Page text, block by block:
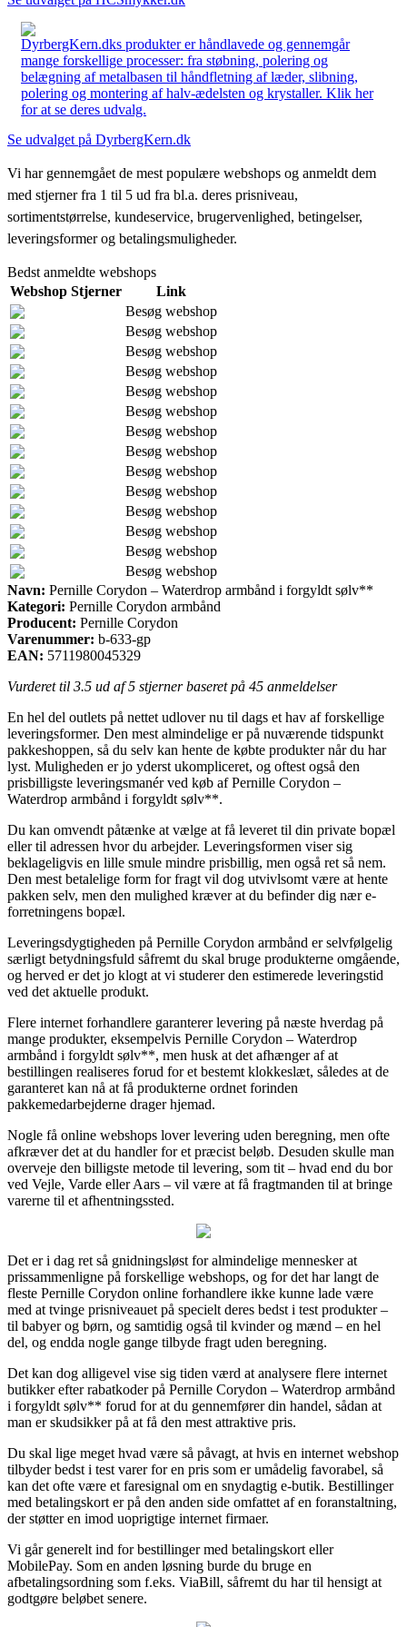
DyrbergKern.dks produkter er håndlavede og gennemgår
mange forskellige processer: fra støbning, polering og
belægning af metalbasen til håndfletning af læder, slibning,
polering og montering af halv-ædelsten og krystaller. Klik her
for at se deres udvalg.
Se udvalget på DyrbergKern.dk
Vi har gennemgået de mest populære webshops og anmeldt dem
med stjerner fra 1 til 5 ud fra bl.a. deres prisniveau,
sortimentstørrelse, kundeservice, brugervenlighed, betingelser,
leveringsformer og betalingsmuligheder.
Bedst anmeldte webshops
Webshop Stjerner
Link
Besøg webshop
Besøg webshop
Besøg webshop
Besøg webshop
Besøg webshop
Besøg webshop
Besøg webshop
Besøg webshop
Besøg webshop
Besøg webshop
Besøg webshop
Besøg webshop
Besøg webshop
Besøg webshop
Navn: Pernille Corydon – Waterdrop armbånd i forgyldt sølv**
Kategori: Pernille Corydon armbånd
Producent: Pernille Corydon
Varenummer: b-633-gp
EAN: 5711980045329
Vurderet til 3.5 ud af 5 stjerner baseret på 45 anmeldelser
En hel del outlets på nettet udlover nu til dags et hav af forskellige
leveringsformer. Den mest almindelige er på nuværende tidspunkt
pakkeshoppen, så du selv kan hente de købte produkter når du har
lyst. Muligheden er jo yderst ukompliceret, og oftest også den
prisbilligste leveringsmanér ved køb af Pernille Corydon –
Waterdrop armbånd i forgyldt sølv**.
Du kan omvendt påtænke at vælge at få leveret til din private bopæl
eller til adressen hvor du arbejder. Leveringsformen viser sig
beklageligvis en lille smule mindre prisbillig, men også ret så nem.
Den mest betalelige form for fragt vil dog utvivlsomt være at hente
pakken selv, men den mulighed kræver at du befinder dig nær e-
forretningens bopæl.
Leveringsdygtigheden på Pernille Corydon armbånd er selvfølgelig
særligt betydningsfuld såfremt du skal bruge produkterne omgående,
og herved er det jo klogt at vi studerer den estimerede leveringstid
ved det aktuelle produkt.
Flere internet forhandlere garanterer levering på næste hverdag på
mange produkter, eksempelvis Pernille Corydon – Waterdrop
armbånd i forgyldt sølv**, men husk at det afhænger af at
bestillingen realiseres forud for et bestemt klokkeslæt, således at de
garanteret kan nå at få produkterne ordnet forinden
pakkemedarbejderne drager hjemad.
Nogle få online webshops lover levering uden beregning, men ofte
afkræver det at du handler for et præcist beløb. Desuden skulle man
overveje den billigste metode til levering, som tit – hvad end du bor
ved Vejle, Varde eller Aars – vil være at få fragtmanden til at bringe
varerne til et afhentningssted.
Det er i dag ret så gnidningsløst for almindelige mennesker at
prissammenligne på forskellige webshops, og for det har langt de
fleste Pernille Corydon online forhandlere ikke kunne lade være
med at tvinge prisniveauet på specielt deres bedst i test produkter –
til babyer og børn, og samtidig også til kvinder og mænd – en hel
del, og endda nogle gange tilbyde fragt uden beregning.
Det kan dog alligevel vise sig tiden værd at analysere flere internet
butikker efter rabatkoder på Pernille Corydon – Waterdrop armbånd
i forgyldt sølv** forud for at du gennemfører din handel, sådan at
man er skudsikker på at få den mest attraktive pris.
Du skal lige meget hvad være så påvagt, at hvis en internet webshop
tilbyder bedst i test varer for en pris som er umådelig favorabel, så
kan det ofte være et faresignal om en snydagtig e-butik. Bestillinger
med betalingskort er på den anden side omfattet af en foranstaltning,
der støtter en imod uoprigtige internet firmaer.
Vi går generelt ind for bestillinger med betalingskort eller
MobilePay. Som en anden løsning burde du bruge en
afbetalingsordning som f.eks. ViaBill, såfremt du har til hensigt at
godtgøre beløbet senere.